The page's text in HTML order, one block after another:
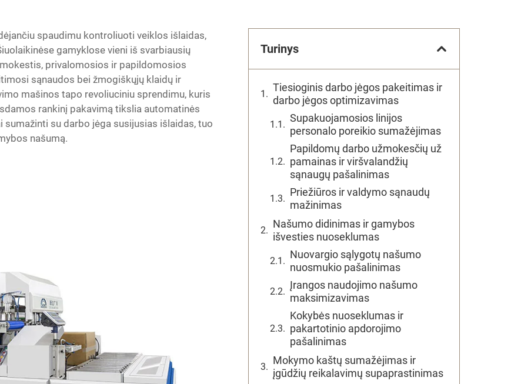
spaudimu kontroliuoti veiklos išlaidas,
gamyklose vieni iš svarbiausių
privalomosios ir papildomosios
sąnaudos bei žmogiškųjų klaidų ir
mašinos tapo revoliuciniu sprendimu, kuris
rankinį pakavimą tikslia automatinės
su darbo jėga susijusias išlaidas, tuo
našumą.
Turinys
Tiesioginis darbo jėgos pakeitimas ir
darbo jėgos optimizavimas
Supakuojamosios linijos
personalo poreikio sumažėjimas
Papildomų darbo užmokesčių už
pamainas ir viršvalandžių
sąnaugų pašalinimas
Priežiūros ir valdymo sąnaudų
mažinimas
Našumo didinimas ir gamybos
išvesties nuoseklumas
Nuovargio sąlygotų našumo
nuosmukio pašalinimas
Įrangos naudojimo našumo
maksimizavimas
Kokybės nuoseklumas ir
pakartotinio apdorojimo
pašalinimas
Mokymo kaštų sumažėjimas ir
įgūdžių reikalavimų supaprastinimas